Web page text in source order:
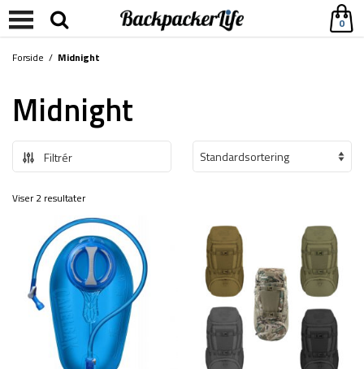
0
Forside / Midnight
Midnight
Filtrér
Viser 2 resultater